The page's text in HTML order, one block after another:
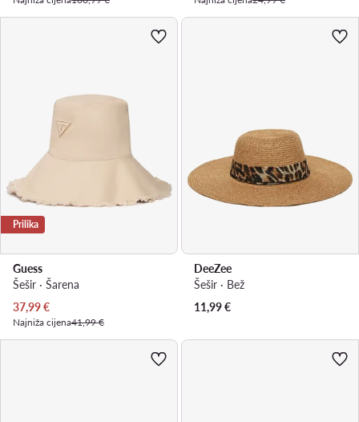
Prilika
Guess
Šešir · Šarena
Trenutna cijena
37,99€
Najniža cijena41,99 €
DeeZee
Šešir · Bež
11,99€